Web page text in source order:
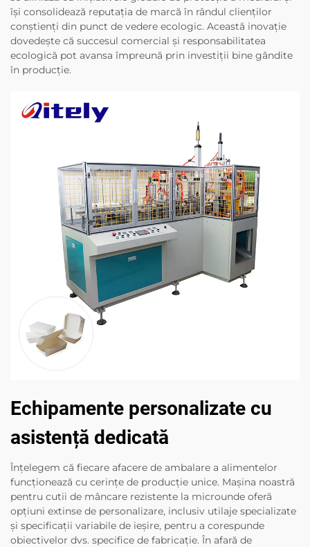
își consolidează reputația de marcă în rândul clienților
conștienți din punct de vedere ecologic. Această inovație
dovedește că succesul comercial și responsabilitatea
ecologică pot avansa împreună prin investiții bine gândite
în producție.
Echipamente personalizate cu
asistență dedicată
Înțelegem că fiecare afacere de ambalare a alimentelor
funcționează cu cerințe de producție unice. Mașina noastră
pentru cutii de mâncare rezistente la microunde oferă
opțiuni extinse de personalizare, inclusiv utilaje specializate
și specificații variabile de ieșire, pentru a corespunde
obiectivelor dvs. specifice de fabricație. În afară de